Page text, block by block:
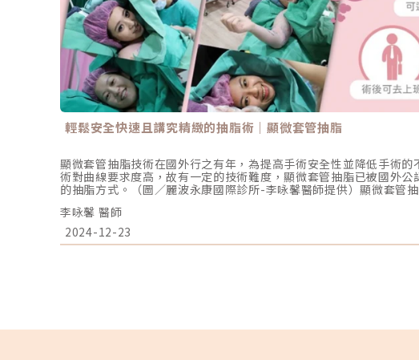
輕鬆安全快速且講究精緻的抽脂術｜顯微套管抽脂
顯微套管抽脂技術在國外行之有年，為提高手術安全性並降低手術的
術對曲線要求度高，故有一定的技術難度，顯微套管抽脂已被國外公
的抽脂方式。（圖／麗波永康國際診所-李咏馨醫師提供）顯微套管
術風險，把關每一位抽脂診療者的安全。✓傷口小：現今的抽脂管徑
套管抽脂所使用的管徑為2mm以下，故傷口幾乎不會留下疤痕，多
退的色素沉澱，且傷口通常隱藏在腋下縐摺處、大腿根部、股溝等
能性也極低，所以術後是不需穿塑身衣的。✓皮膚自然回彈：顯微套
抽脂疤痕等後遺症問題產生，讓美麗不需要冒任何風險。《點擊看完
李咏馨 醫師
2024-12-23